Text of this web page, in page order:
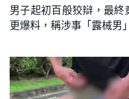
男子起初百般狡辯，最
更爆料，稱涉事「露械男